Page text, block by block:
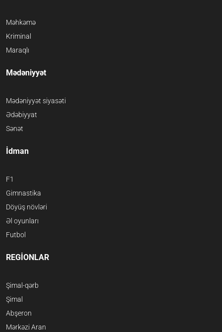
Məhkəmə
Kriminal
Maraqlı
Mədəniyyət
Mədəniyyət siyasəti
Ədəbiyyat
Sənət
İdman
F1
Gimnastika
Döyüş növləri
Əl oyunları
Futbol
REGİONLAR
Şimal-qərb
Şimal
Abşeron
Mərkəzi Aran